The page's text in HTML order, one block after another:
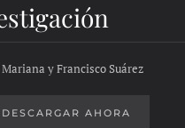
Mariana y Francisco Suárez
DESCARGAR AHORA